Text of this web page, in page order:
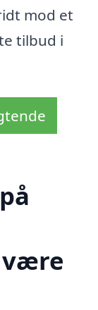
mod et
tilbud i
være